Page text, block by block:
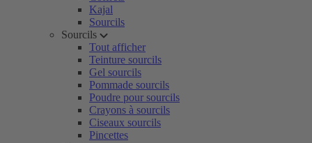
Kajal
Sourcils
Sourcils
Tout afficher
Teinture sourcils
Gel sourcils
Pommade sourcils
Poudre pour sourcils
Crayons à sourcils
Ciseaux sourcils
Pincettes